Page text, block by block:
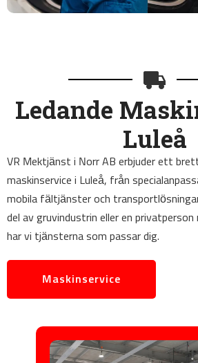
Ledande
Luleå
VR Mektjänst i Norr AB erbjuder ett
maskinservice i Luleå, från
mobila fältjänster och
del av gruvindustrin eller en privatperson
har vi tjänsterna som passar dig.
Maskinservice